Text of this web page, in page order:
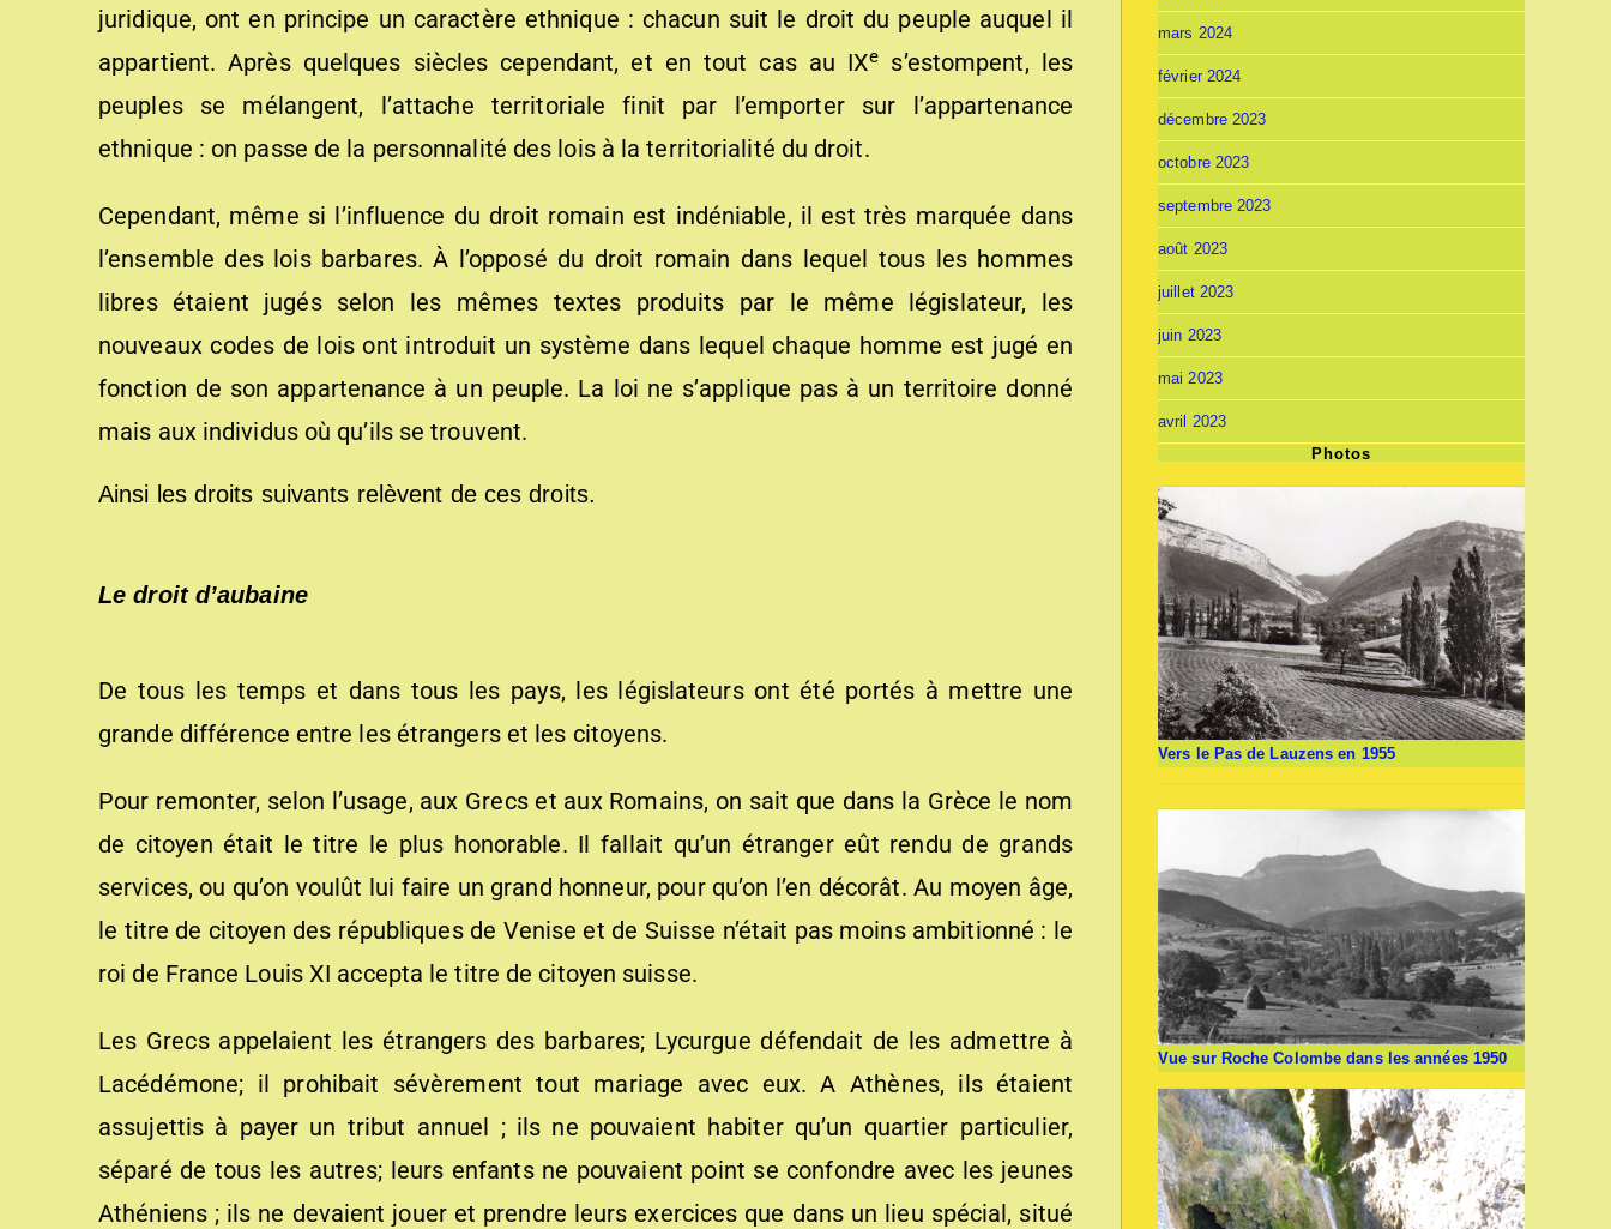
juridique, ont en principe un caractère ethnique : chacun suit le droit du peuple auquel il
appartient. Après quelques siècles cependant, et en tout cas au IXe
s’estompent, les
peuples se mélangent, l’attache territoriale finit par l’emporter sur l’appartenance
ethnique : on passe de la personnalité des lois à la territorialité du droit.
Cependant, même si l’influence du droit romain est indéniable, il est très marquée dans
l’ensemble des lois barbares. À l’opposé du droit romain dans lequel tous les hommes
libres étaient jugés selon les mêmes textes produits par le même législateur, les
nouveaux codes de lois ont introduit un système dans lequel chaque homme est jugé en
fonction de son appartenance à un peuple. La loi ne s’applique pas à un territoire donné
mais aux individus où qu’ils se trouvent.
Ainsi les droits suivants relèvent de ces droits.
Le droit d’aubaine
De tous les temps et dans tous les pays, les législateurs ont été portés à mettre une
grande différence entre les étrangers et les citoyens.
Pour remonter, selon l’usage, aux Grecs et aux Romains, on sait que dans la Grèce le nom
de citoyen était le titre le plus honorable. Il fallait qu’un étranger eût rendu de grands
services, ou qu’on voulût lui faire un grand honneur, pour qu’on l’en décorât. Au moyen âge,
le titre de citoyen des républiques de Venise et de Suisse n’était pas moins ambitionné : le
roi de France Louis XI accepta le titre de citoyen suisse.
Les Grecs appelaient les étrangers des barbares; Lycurgue défendait de les admettre à
Lacédémone; il prohibait sévèrement tout mariage avec eux. A Athènes, ils étaient
assujettis à payer un tribut annuel ; ils ne pouvaient habiter qu’un quartier particulier,
séparé de tous les autres; leurs enfants ne pouvaient point se confondre avec les jeunes
Athéniens ; ils ne devaient jouer et prendre leurs exercices que dans un lieu spécial, situé
mars 2024
février 2024
décembre 2023
octobre 2023
septembre 2023
août 2023
juillet 2023
juin 2023
mai 2023
avril 2023
Photos
Vers le Pas de Lauzens en 1955
Vue sur Roche Colombe dans les années 1950